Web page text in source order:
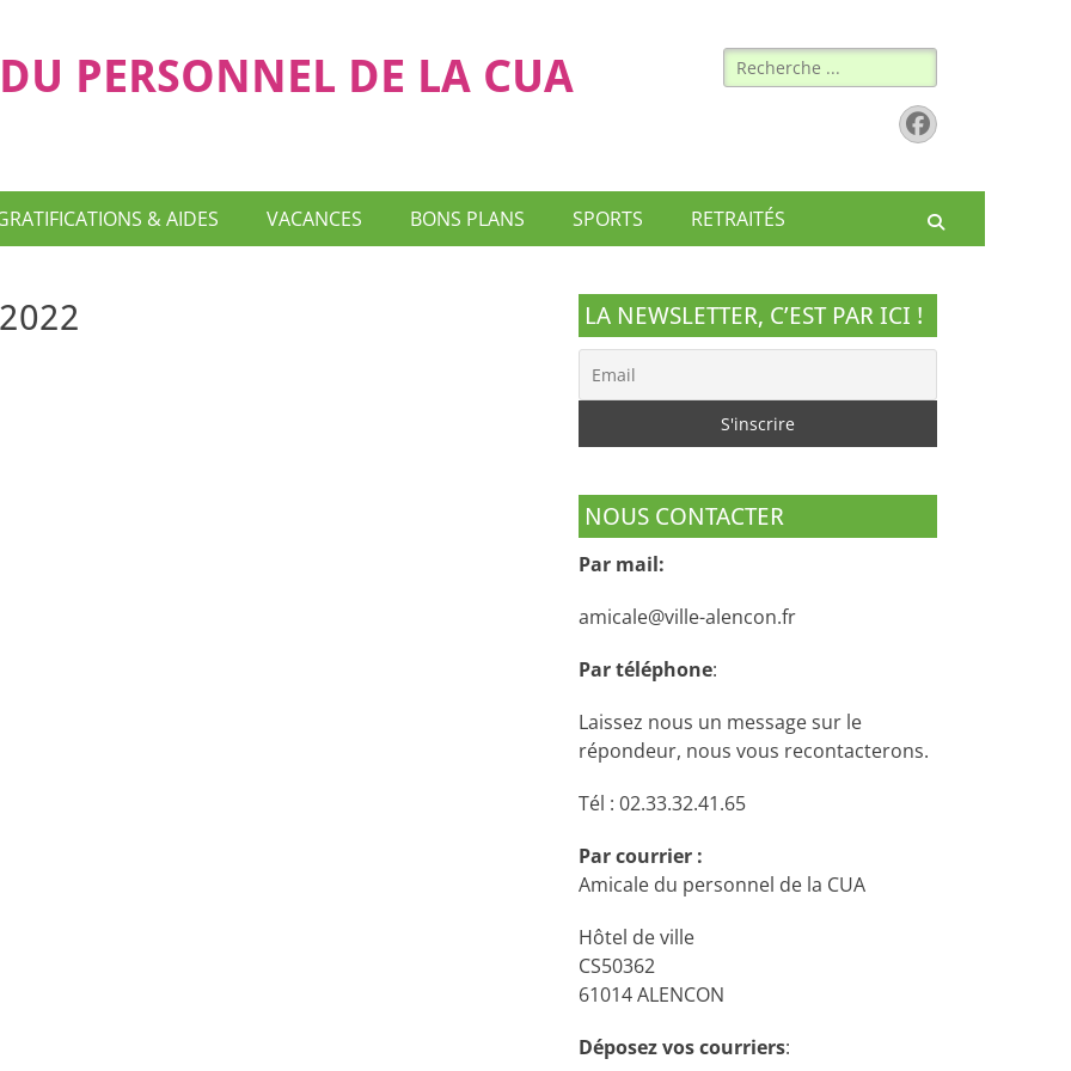
PERSONNEL DE LA CUA Rechercher :
Facebook
& AIDES VACANCES BONS PLANS SPORTS RETRAITÉS
LA NEWSLETTER, C’EST PAR ICI !
NOUS CONTACTER
Par mail:
amicale@ville-alencon.fr
Par téléphone:
Laissez nous un message sur le
répondeur, nous vous recontacterons.
Tél : 02.33.32.41.65
Par courrier :
Amicale du personnel de la CUA
Hôtel de ville
CS50362
61014 ALENCON
Déposez vos courriers: